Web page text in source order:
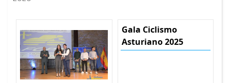
Gala Ciclismo
Asturiano 2025